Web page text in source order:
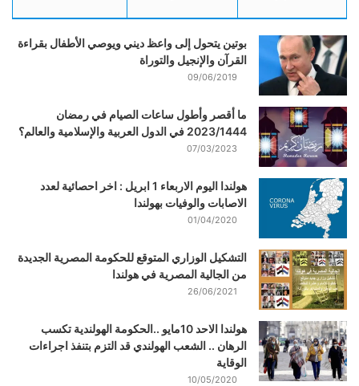
بوتين يتحول إلى واعظ ديني ويوصي الأطفال بقراءة
القرآن والإنجيل والتوراة
09/06/2019
ما أقصر وأطول ساعات الصيام في رمضان
2023/1444 في الدول العربية والإسلامية والعالم؟
07/03/2023
هولندا اليوم الاربعاء 1 ابريل : اخر احصائية لعدد
الاصابات والوفيات بهولندا
01/04/2020
التشكيل الوزاري المتوقع للحكومة المصرية الجديدة
من الجالية المصرية في هولندا
26/06/2021
هولندا الاحد 10مايو ..الحكومة الهولندية تكسب
الرهان .. الشعب الهولندي قد التزم بتنفذ اجراءات
الوقاية
10/05/2020